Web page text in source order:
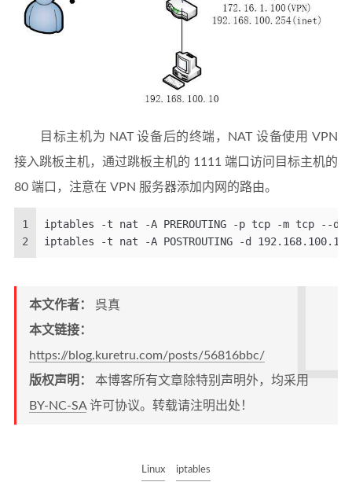
目标主机为 NAT 设备后的终端，NAT 设备使用 VPN
接入跳板主机，通过跳板主机的 1111 端口访问目标主机的
80 端口，注意在 VPN 服务器添加内网的路由。
1
2
iptables -t nat -A PREROUTING -p tcp -m tcp --
iptables -t nat -A POSTROUTING -d
本文作者： 呉真
本文链接：
https://blog.kuretru.com/posts/56816bbc/
版权声明： 本博客所有文章除特别声明外，均采用
BY-NC-SA许可协议。转载请注明出处！
Linux iptables